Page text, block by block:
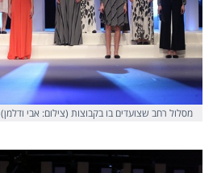
מסלול רחב שצועדים בו בקבוצות (צילום: אבי ודלמן)